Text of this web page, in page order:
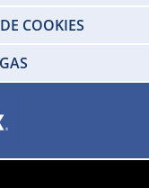
COOKIES